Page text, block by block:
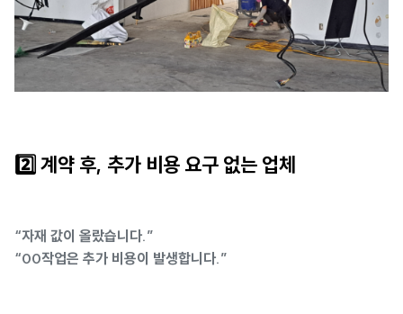
2️⃣ 계약 후, 추가 비용 요구 없는 업체
“자재 값이 올랐습니다.”
“00작업은 추가 비용이 발생합니다.”